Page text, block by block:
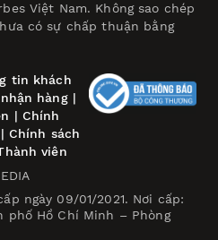
Việt Nam. Không sao chép
có sự chấp thuận bằng
tin khách
hàng|
| Chính
| Chính sách
viên
ngày 09/01/2021. Nơi cấp:
phố Hồ Chí Minh – Phòng